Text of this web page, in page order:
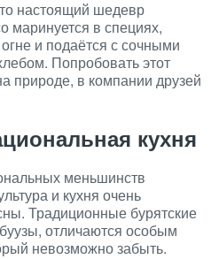
настоящий шедевр
маринуется в специях,
и подаётся с сочными
Попробовать этот
природе, в компании друзей
кухня
меньшинств
и кухня очень
Традиционные бурятские
отличаются особым
невозможно забыть.